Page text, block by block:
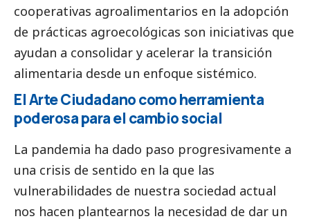
cooperativas agroalimentarios en la adopción
de prácticas agroecológicas son iniciativas que
ayudan a consolidar y acelerar la transición
alimentaria desde un enfoque sistémico.
El Arte Ciudadano como herramienta
poderosa para el cambiosocial
La pandemia ha dado paso progresivamente a
una crisis de sentido en la que las
vulnerabilidades de nuestra sociedad actual
nos hacen plantearnos la necesidad de dar un